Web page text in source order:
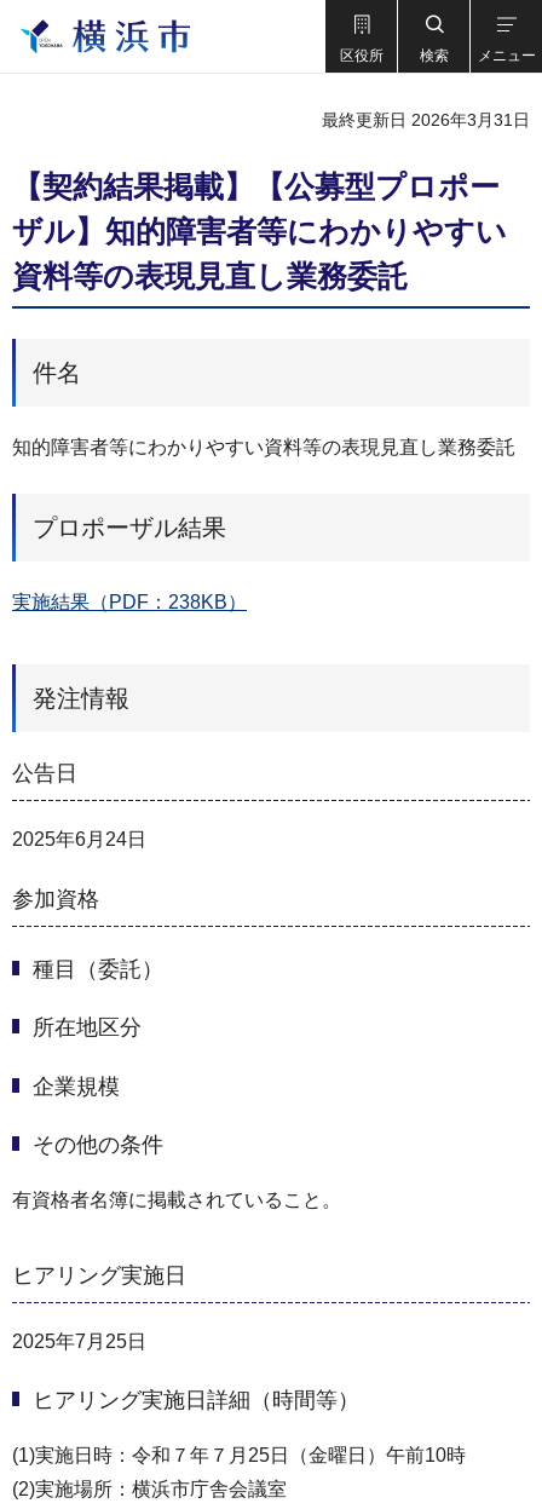
区役所 検索 メニュー
最終更新日 2026年3月31日
【契約結果掲載】【公募型プロポー
ザル】知的障害者等にわかりやすい
資料等の表現見直し業務委託
件名
知的障害者等にわかりやすい資料等の表現見直し業務委託
プロポーザル結果
実施結果（PDF：238KB）
発注情報
公告日
2025年6月24日
参加資格
種目（委託）
所在地区分
企業規模
その他の条件
有資格者名簿に掲載されていること。
ヒアリング実施日
2025年7月25日
ヒアリング実施日詳細（時間等）
(1)実施日時：令和７年７月25日（金曜日）午前10時
(2)実施場所：横浜市庁舎会議室